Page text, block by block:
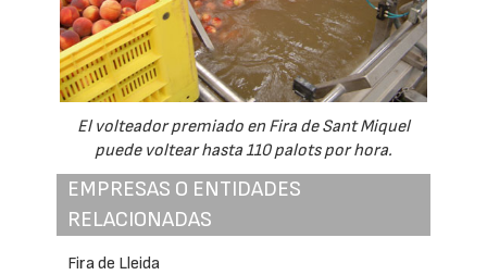
El volteador premiado en Fira de Sant Miquel
puede voltear hasta 110 palots por hora.
EMPRESAS O ENTIDADES
RELACIONADAS
Fira de Lleida